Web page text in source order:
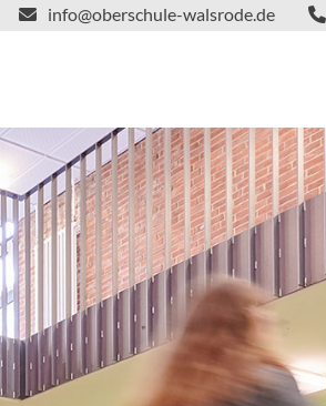
info@oberschule-walsrode.de